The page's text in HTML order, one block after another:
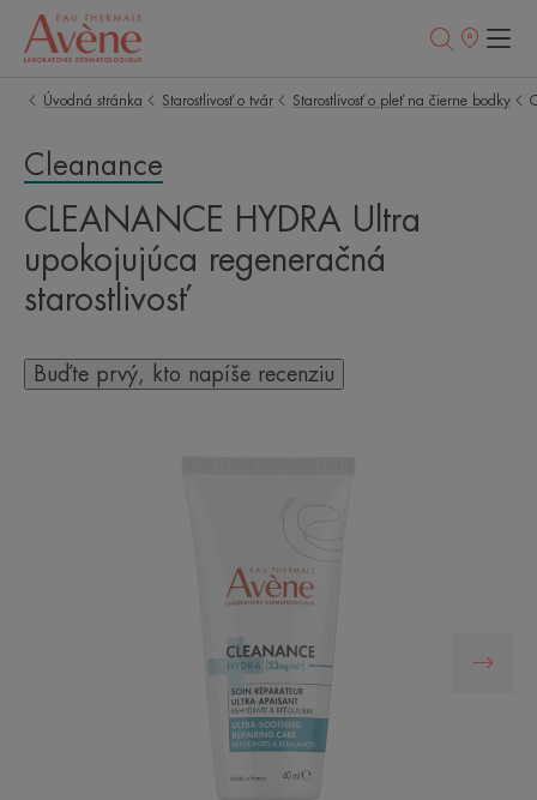
Predajné
Úvodná stránka Starostlivosť o tvár Starostlivosť o pleť na čierne bodky
Cleanance
CLEANANCE HYDRA Ultra
upokojujúca regeneračná
starostlivosť
Buďte prvý, kto napíše recenziu